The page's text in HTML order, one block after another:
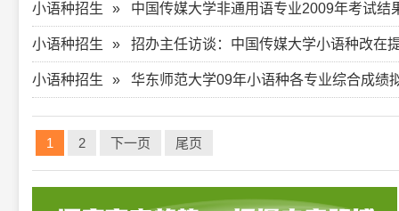
小语种招生 中国传媒大学非通用语专业2009年考试结
小语种招生 招办主任访谈：中国传媒大学小语种改在
小语种招生 华东师范大学09年小语种各专业综合成绩
1 2 下一页 尾页